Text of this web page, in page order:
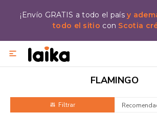
¡Envío GRATIS a todo el paísy
todo el sitio con Scotia

FLAMINGO